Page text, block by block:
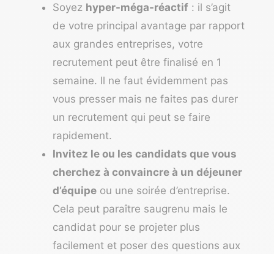
Soyez hyper-méga-réactif : il s’agit
de votre principal avantage par rapport
aux grandes entreprises, votre
recrutement peut être finalisé en 1
semaine. Il ne faut évidemment pas
vous presser mais ne faites pas durer
un recrutement qui peut se faire
rapidement.
Invitez le ou les candidats que vous
cherchez à convaincre à un déjeuner
d’équipe ou une soirée d’entreprise.
Cela peut paraître saugrenu mais le
candidat pour se projeter plus
facilement et poser des questions aux